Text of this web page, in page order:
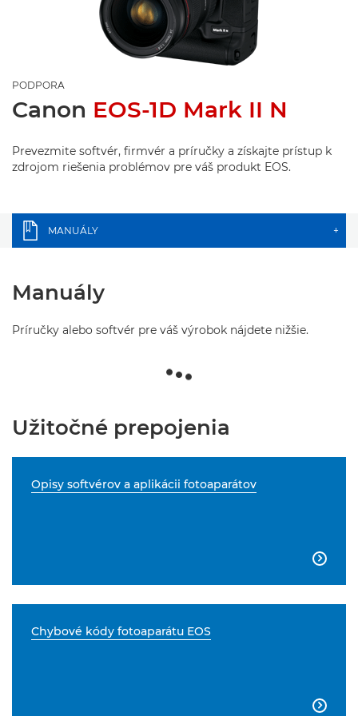
PODPORA
Canon EOS-1D Mark II N
Prevezmite softvér, firmvér a príručky a získajte prístup k
zdrojom riešenia problémov pre váš produkt EOS.
MANUÁLY +
Manuály
Príručky alebo softvér pre váš výrobok nájdete nižšie.
Užitočné prepojenia
Opisy softvérov a aplikácii fotoaparátov

Chybové kódy fotoaparátu EOS
